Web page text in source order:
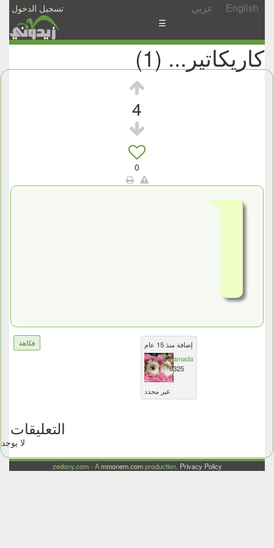
تسجيل الدخول عربي English
الأخبار
الأسئلة
☰
كاريكاتير... (1)
4
0
فكاهة
إضافة منذ 15 عام
hamada
9325
غير محدد
التعليقات
لا يوجد
zedony.com - Ammonem.comproduction. Privacy Policy